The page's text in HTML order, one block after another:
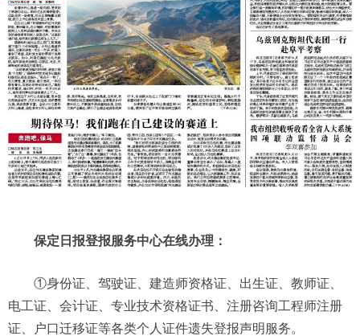
保定日报登报服务中心在线办理：
①身份证、驾驶证、建造师资格证、出生证、教师证、
电工证、会计证、专业技术资格证书、注册咨询工程师注册
证、户口迁移证等各类个人证件遗失登报声明服务。